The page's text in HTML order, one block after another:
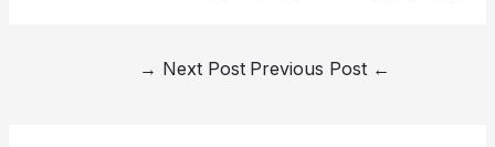
←
Next Post
→